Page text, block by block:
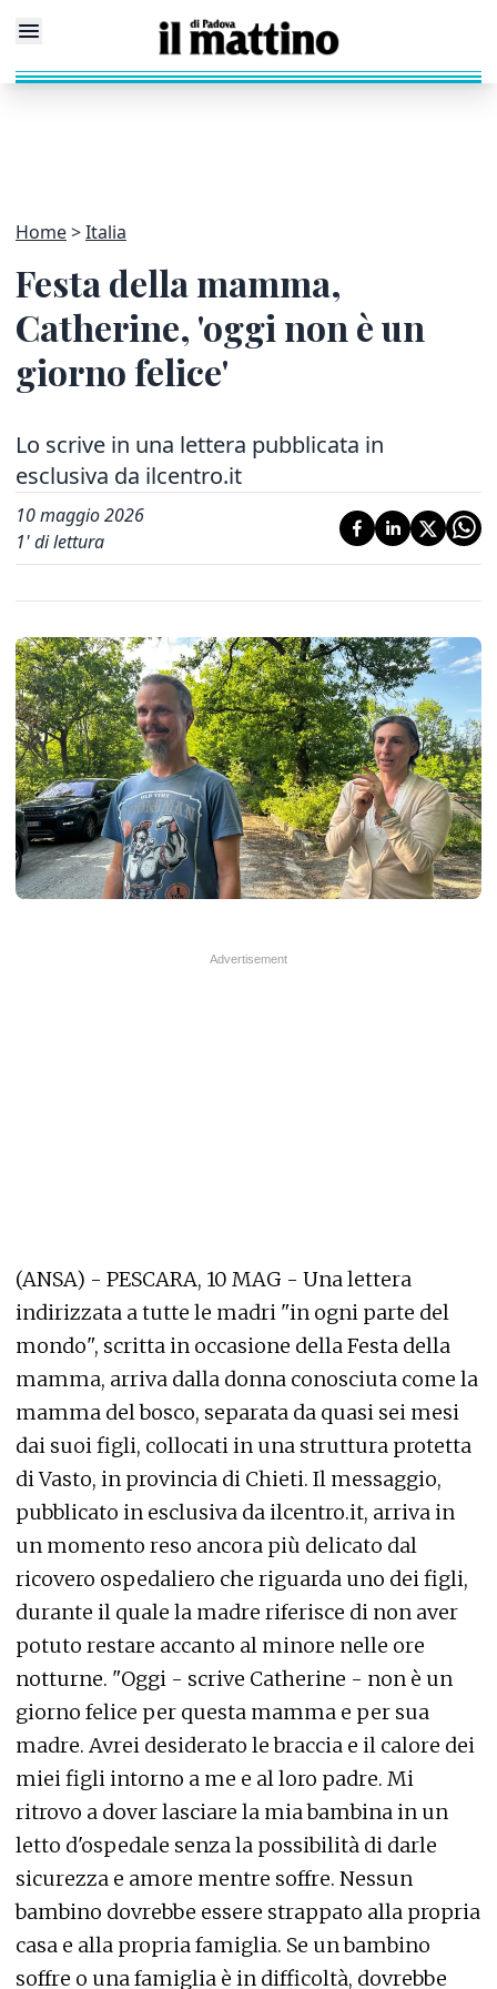
Home Italia
Festa della mamma,
Catherine, 'oggi non è un
giorno felice'
Lo scrive in una lettera pubblicata in
esclusiva da ilcentro.it
10 maggio 2026
1' di lettura
(ANSA) - PESCARA, 10 MAG - Una lettera
indirizzata a tutte le madri "in ogni parte del
mondo", scritta in occasione della Festa della
mamma, arriva dalla donna conosciuta come la
mamma del bosco, separata da quasi sei mesi
dai suoi figli, collocati in una struttura protetta
di Vasto, in provincia di Chieti. Il messaggio,
pubblicato in esclusiva da ilcentro.it, arriva in
un momento reso ancora più delicato dal
ricovero ospedaliero che riguarda uno dei figli,
durante il quale la madre riferisce di non aver
potuto restare accanto al minore nelle ore
notturne. "Oggi - scrive Catherine - non è un
giorno felice per questa mamma e per sua
madre. Avrei desiderato le braccia e il calore dei
miei figli intorno a me e al loro padre. Mi
ritrovo a dover lasciare la mia bambina in un
letto d'ospedale senza la possibilità di darle
sicurezza e amore mentre soffre. Nessun
bambino dovrebbe essere strappato alla propria
casa e alla propria famiglia. Se un bambino
soffre o una famiglia è in difficoltà, dovrebbe